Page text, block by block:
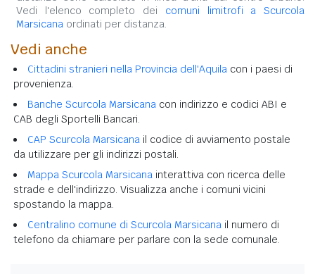
Vedi l'elenco completo dei comuni limitrofi a Scurcola
Marsicana ordinati per distanza.
Vedi anche
Cittadini stranieri nella Provincia dell'Aquila con i paesi di
provenienza.
Banche Scurcola Marsicana con indirizzo e codici ABI e
CAB degli Sportelli Bancari.
CAP Scurcola Marsicana il codice di avviamento postale
da utilizzare per gli indirizzi postali.
Mappa Scurcola Marsicana interattiva con ricerca delle
strade e dell'indirizzo. Visualizza anche i comuni vicini
spostando la mappa.
Centralino comune di Scurcola Marsicana il numero di
telefono da chiamare per parlare con la sede comunale.